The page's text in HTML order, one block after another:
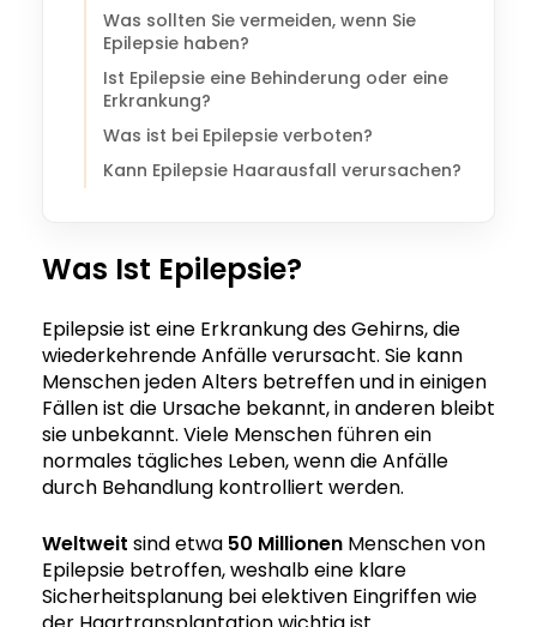
Was sollten Sie vermeiden, wenn Sie
Epilepsie haben?
Ist Epilepsie eine Behinderung oder eine
Erkrankung?
Was ist bei Epilepsie verboten?
Kann Epilepsie Haarausfall verursachen?
Was Ist Epilepsie?
Epilepsie ist eine Erkrankung des Gehirns, die
wiederkehrende Anfälle verursacht. Sie kann
Menschen jeden Alters betreffen und in einigen
Fällen ist die Ursache bekannt, in anderen bleibt
sie unbekannt. Viele Menschen führen ein
normales tägliches Leben, wenn die Anfälle
durch Behandlung kontrolliert werden.
Weltweit sind etwa 50 Millionen Menschen von
Epilepsie betroffen, weshalb eine klare
Sicherheitsplanung bei elektiven Eingriffen wie